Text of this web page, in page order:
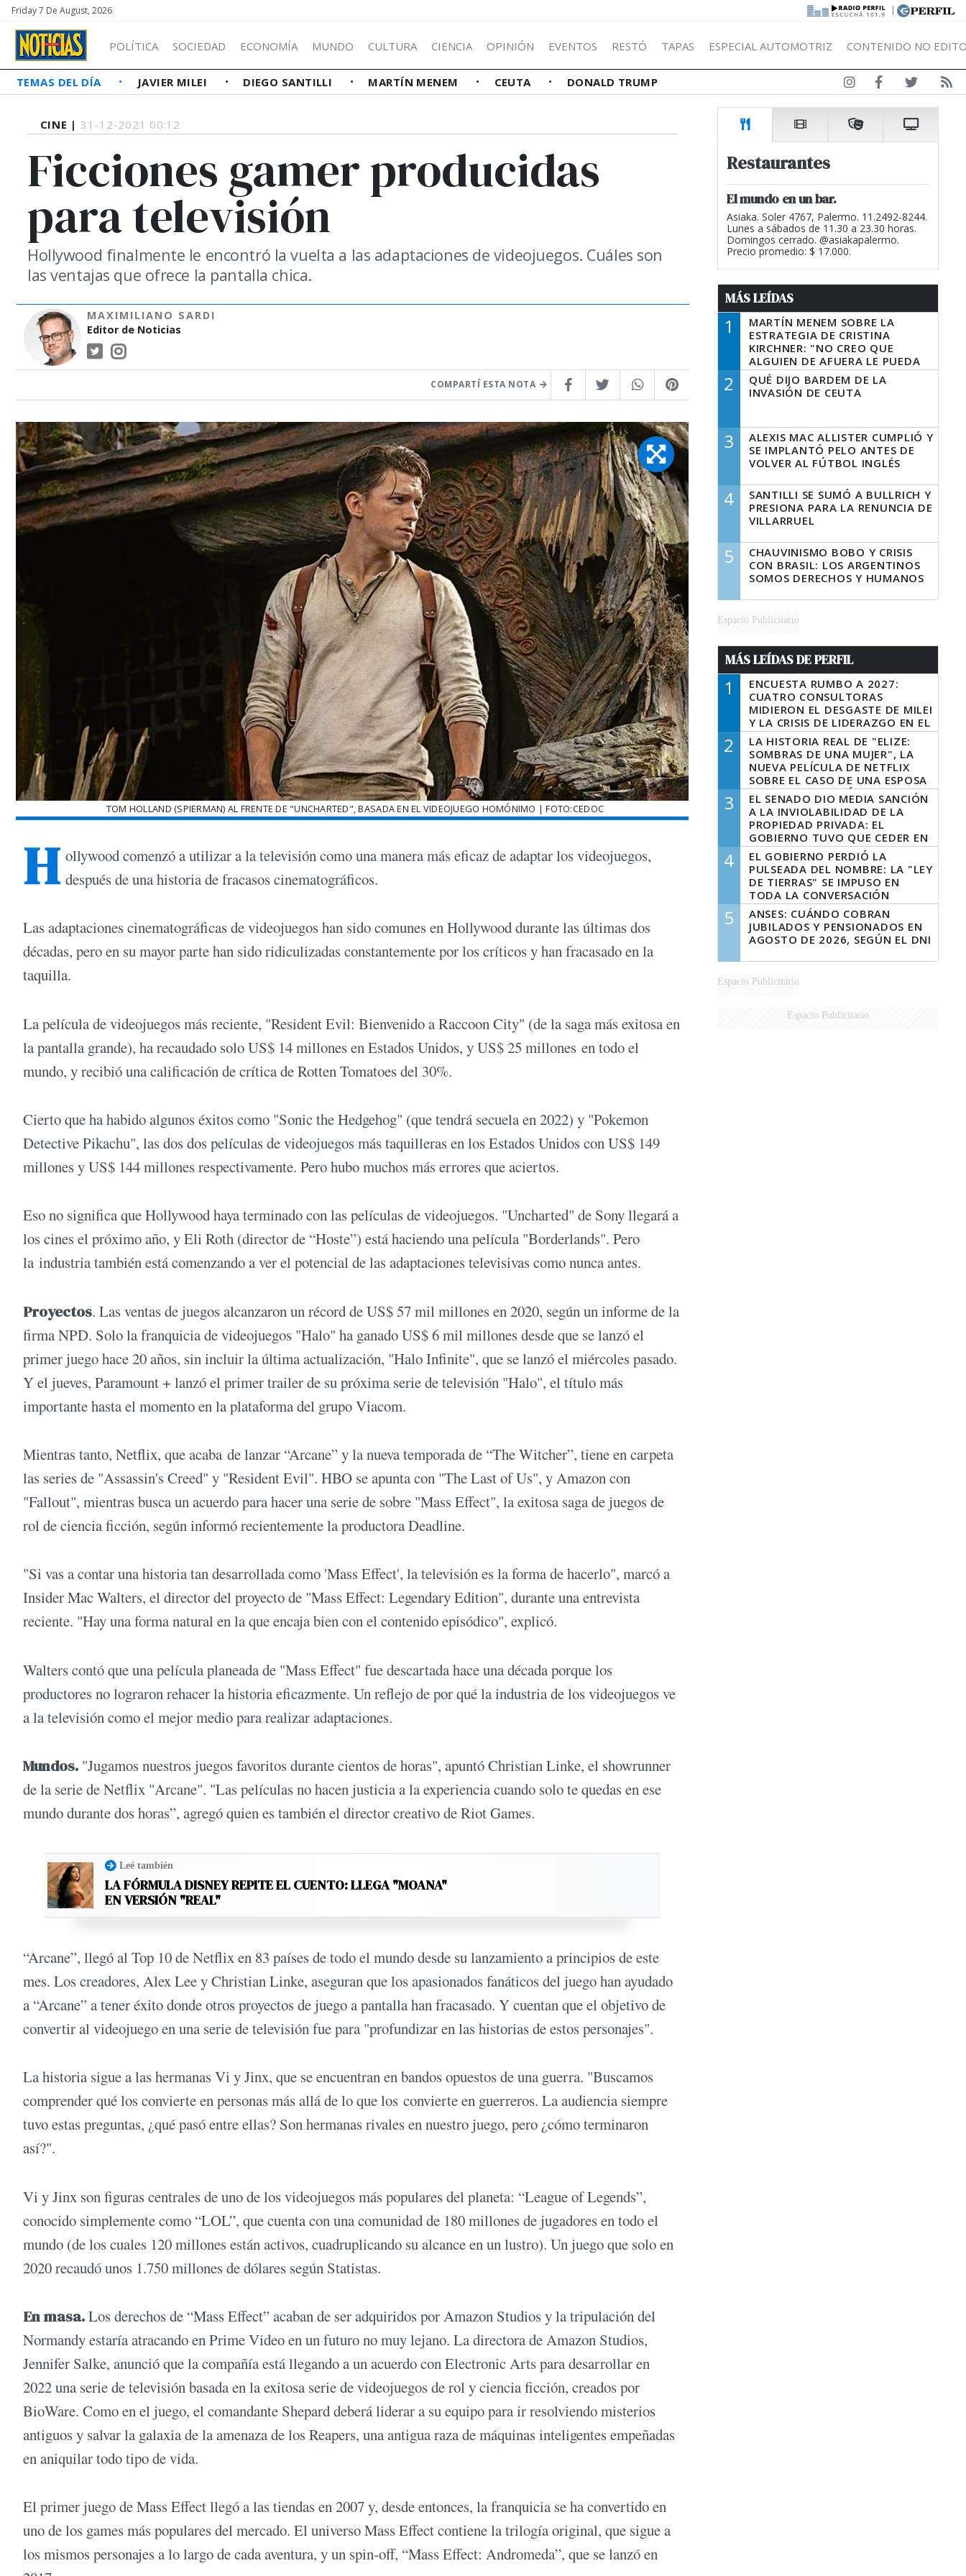
Friday 7 De August, 2026 |
POLÍTICA SOCIEDAD ECONOMÍA MUNDO CULTURA CIENCIA OPINIÓN EVENTOS RESTÓ TAPAS ESPECIAL AUTOMOTRIZ CONTENIDO NO
TEMAS DEL DÍA JAVIER MILEI DIEGO SANTILLI MARTÍN MENEM CEUTA DONALD TRUMP
CINE | 31-12-2021 00:12
Ficciones gamer producidas
para televisión
Hollywood finalmente le encontró la vuelta a las adaptaciones de videojuegos. Cuáles son
las ventajas que ofrece la pantalla chica.
MAXIMILIANO SARDI
Editor de Noticias
COMPARTÍ ESTA NOTA
TOM HOLLAND (SPIERMAN) AL FRENTE DE "UNCHARTED", BASADA EN EL VIDEOJUEGO HOMÓNIMO | FOTO:CEDOC
H ollywood comenzó a utilizar a la televisión como una manera más eficaz de adaptar los videojuegos,
después de una historia de fracasos cinematográficos.
Las adaptaciones cinematográficas de videojuegos han sido comunes en Hollywood durante las últimas dos
décadas, pero en su mayor parte han sido ridiculizadas constantemente por los críticos y han fracasado en la
taquilla.
La película de videojuegos más reciente, "Resident Evil: Bienvenido a Raccoon City" (de la saga más exitosa en
la pantalla grande), ha recaudado solo US$ 14 millones en Estados Unidos, y US$ 25 millones en todo el
mundo, y recibió una calificación de crítica de Rotten Tomatoes del 30%.
Cierto que ha habido algunos éxitos como "Sonic the Hedgehog" (que tendrá secuela en 2022) y "Pokemon
Detective Pikachu", las dos dos películas de videojuegos más taquilleras en los Estados Unidos con US$ 149
millones y US$ 144 millones respectivamente. Pero hubo muchos más errores que aciertos.
Eso no significa que Hollywood haya terminado con las películas de videojuegos. "Uncharted" de Sony llegará a
los cines el próximo año, y Eli Roth (director de “Hoste”) está haciendo una película "Borderlands". Pero
la industria también está comenzando a ver el potencial de las adaptaciones televisivas como nunca antes.
Proyectos. Las ventas de juegos alcanzaron un récord de US$ 57 mil millones en 2020, según un informe de la
firma NPD. Solo la franquicia de videojuegos "Halo" ha ganado US$ 6 mil millones desde que se lanzó el
primer juego hace 20 años, sin incluir la última actualización, "Halo Infinite", que se lanzó el miércoles pasado.
Y el jueves, Paramount + lanzó el primer trailer de su próxima serie de televisión "Halo", el título más
importante hasta el momento en la plataforma del grupo Viacom.
Mientras tanto, Netflix, que acaba de lanzar “Arcane” y la nueva temporada de “The Witcher”, tiene en carpeta
las series de "Assassin's Creed" y "Resident Evil". HBO se apunta con "The Last of Us", y Amazon con
"Fallout", mientras busca un acuerdo para hacer una serie de sobre "Mass Effect", la exitosa saga de juegos de
rol de ciencia ficción, según informó recientemente la productora Deadline.
"Si vas a contar una historia tan desarrollada como 'Mass Effect', la televisión es la forma de hacerlo", marcó a
Insider Mac Walters, el director del proyecto de "Mass Effect: Legendary Edition", durante una entrevista
reciente. "Hay una forma natural en la que encaja bien con el contenido episódico", explicó.
Walters contó que una película planeada de "Mass Effect" fue descartada hace una década porque los
productores no lograron rehacer la historia eficazmente. Un reflejo de por qué la industria de los videojuegos ve
a la televisión como el mejor medio para realizar adaptaciones.
Mundos. "Jugamos nuestros juegos favoritos durante cientos de horas", apuntó Christian Linke, el showrunner
de la serie de Netflix "Arcane". "Las películas no hacen justicia a la experiencia cuando solo te quedas en ese
mundo durante dos horas”, agregó quien es también el director creativo de Riot Games.
Leé también
LA FÓRMULA DISNEY REPITE EL CUENTO: LLEGA "MOANA"
EN VERSIÓN "REAL"
“Arcane”, llegó al Top 10 de Netflix en 83 países de todo el mundo desde su lanzamiento a principios de este
mes. Los creadores, Alex Lee y Christian Linke, aseguran que los apasionados fanáticos del juego han ayudado
a “Arcane” a tener éxito donde otros proyectos de juego a pantalla han fracasado. Y cuentan que el objetivo de
convertir al videojuego en una serie de televisión fue para "profundizar en las historias de estos personajes".
La historia sigue a las hermanas Vi y Jinx, que se encuentran en bandos opuestos de una guerra. "Buscamos
comprender qué los convierte en personas más allá de lo que los convierte en guerreros. La audiencia siempre
tuvo estas preguntas, ¿qué pasó entre ellas? Son hermanas rivales en nuestro juego, pero ¿cómo terminaron
así?".
Vi y Jinx son figuras centrales de uno de los videojuegos más populares del planeta: “League of Legends”,
conocido simplemente como “LOL”, que cuenta con una comunidad de 180 millones de jugadores en todo el
mundo (de los cuales 120 millones están activos, cuadruplicando su alcance en un lustro). Un juego que solo en
2020 recaudó unos 1.750 millones de dólares según Statistas.
En masa.Los derechos de “Mass Effect” acaban de ser adquiridos por Amazon Studios y la tripulación del
Normandy estaría atracando en Prime Video en un futuro no muy lejano. La directora de Amazon Studios,
Jennifer Salke, anunció que la compañía está llegando a un acuerdo con Electronic Arts para desarrollar en
2022 una serie de televisión basada en la exitosa serie de videojuegos de rol y ciencia ficción, creados por
BioWare. Como en el juego, el comandante Shepard deberá liderar a su equipo para ir resolviendo misterios
antiguos y salvar la galaxia de la amenaza de los Reapers, una antigua raza de máquinas inteligentes empeñadas
en aniquilar todo tipo de vida.
El primer juego de Mass Effect llegó a las tiendas en 2007 y, desde entonces, la franquicia se ha convertido en
uno de los games más populares del mercado. El universo Mass Effect contiene la trilogía original, que sigue a
los mismos personajes a lo largo de cada aventura, y un spin-off, “Mass Effect: Andromeda”, que se lanzó en
Restaurantes
El mundo en un bar.
Asiaka. Soler 4767, Palermo. 11.2492-8244.
Lunes a sábados de 11.30 a 23.30 horas.
Domingos cerrado. @asiakapalermo.
Precio promedio: $ 17.000.
MÁS LEÍDAS
1
MARTÍN MENEM SOBRE LA
ESTRATEGIA DE CRISTINA
KIRCHNER: "NO CREO QUE
ALGUIEN DE AFUERA LE PUEDA
DECIR A LA JUSTICIA LO QUE
TIENE QUE HACER"
2
QUÉ DIJO BARDEM DE LA
INVASIÓN DE CEUTA
3
ALEXIS MAC ALLISTER CUMPLIÓ Y
SE IMPLANTÓ PELO ANTES DE
VOLVER AL FÚTBOL INGLÉS
4
SANTILLI SE SUMÓ A BULLRICH Y
PRESIONA PARA LA RENUNCIA DE
VILLARRUEL
5
CHAUVINISMO BOBO Y CRISIS
CON BRASIL: LOS ARGENTINOS
SOMOS DERECHOS Y HUMANOS
Espacio Publicitario
MÁS LEÍDAS DE PERFIL
1
ENCUESTA RUMBO A 2027:
CUATRO CONSULTORAS
MIDIERON EL DESGASTE DE MILEI
Y LA CRISIS DE LIDERAZGO EN EL
PERONISMO
2
LA HISTORIA REAL DE "ELIZE:
SOMBRAS DE UNA MUJER", LA
NUEVA PELÍCULA DE NETFLIX
SOBRE EL CASO DE UNA ESPOSA
QUE DESCUARTIZÓ A SU
MARIDO
3
EL SENADO DIO MEDIA SANCIÓN
A LA INVIOLABILIDAD DE LA
PROPIEDAD PRIVADA: EL
GOBIERNO TUVO QUE CEDER EN
LA LEY DEL MANEJO DEL FUEGO
4
EL GOBIERNO PERDIÓ LA
PULSEADA DEL NOMBRE: LA "LEY
DE TIERRAS" SE IMPUSO EN
TODA LA CONVERSACIÓN
DIGITAL
5
ANSES: CUÁNDO COBRAN
JUBILADOS Y PENSIONADOS EN
AGOSTO DE 2026, SEGÚN EL DNI
Espacio Publicitario
Espacio Publicitario